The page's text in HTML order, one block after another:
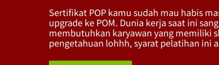
Sertifikat POP kamu sudah mau habis
upgrade ke POM. Dunia kerja saat ini
membutuhkan karyawan yang memiliki
pengetahuan lohhh, syarat pelatihan ini